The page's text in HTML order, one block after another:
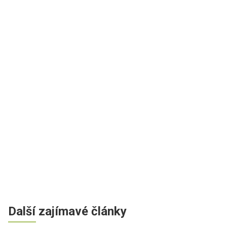
Další zajímavé články